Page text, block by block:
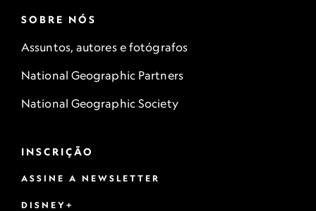
SOBRE NÓS
Assuntos, autores e fotógrafos
National Geographic Partners
National Geographic Society
INSCRIÇÃO
ASSINE A NEWSLETTER
DISNEY+